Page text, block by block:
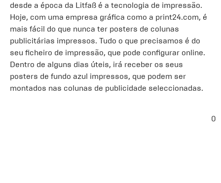
desde a época da Litfaß é a tecnologia de impressão.
Hoje, com uma empresa gráfica como a print24.com, é
mais fácil do que nunca ter posters de colunas
publicitárias impressos. Tudo o que precisamos é do
seu ficheiro de impressão, que pode configurar online.
Dentro de alguns dias úteis, irá receber os seus
posters de fundo azul impressos, que podem ser
montados nas colunas de publicidade seleccionadas.
0